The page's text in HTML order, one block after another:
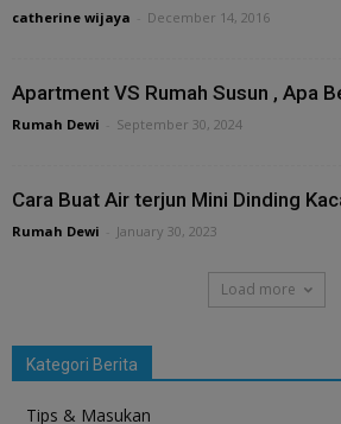
catherine wijaya December 14, 2016
Apartment VS Rumah Susun , Apa
Rumah Dewi September 30, 2024
Cara Buat Air terjun Mini Dinding
Rumah Dewi January 30, 2023
Load more
Kategori Berita
Tips & Masukan